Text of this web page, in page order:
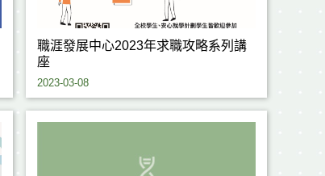
職涯發展中心2023年求職攻略系列講
座
2023-03-08